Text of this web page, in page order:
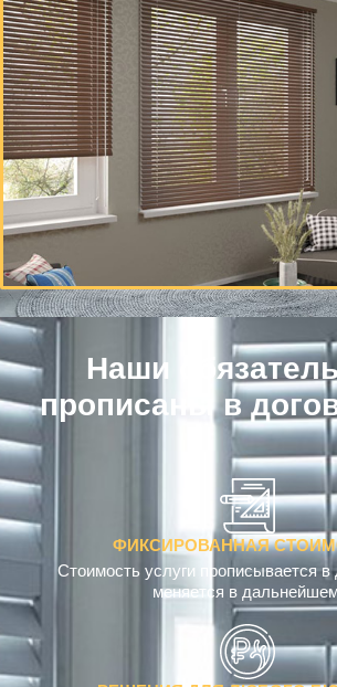
Наши
прописаны в
имость
ФИКСИРОВАННАЯ
Стоимость услуги прописывается в
меняется в дальнейшем.